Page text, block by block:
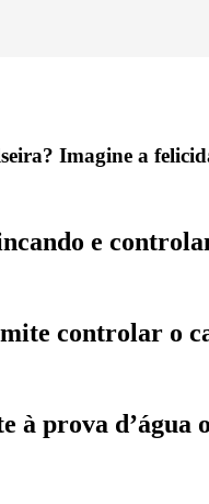
Imagine a
e
controlar o
à prova d’água